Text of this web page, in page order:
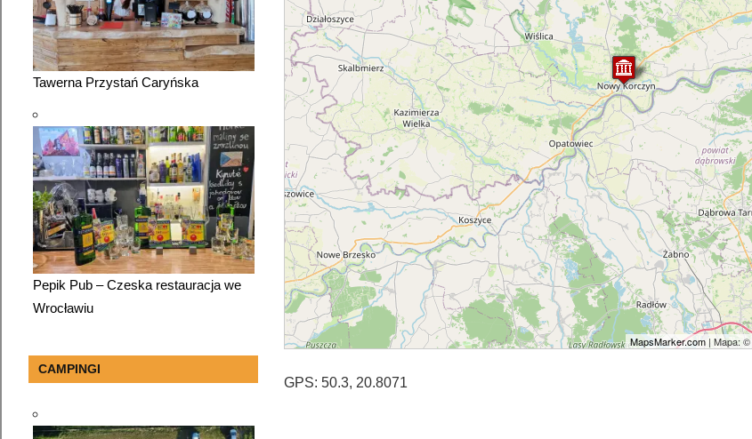
MapsMarker.com| Mapa: ©
GPS: 50.3, 20.8071
Tawerna Przystań Caryńska
Pepik Pub – Czeska restauracja we
Wrocławiu
CAMPINGI